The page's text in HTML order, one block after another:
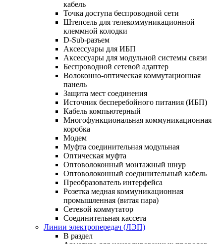
кабель
Точка доступа беспроводной сети
Штепсель для телекоммуникационной
клеммной колодки
D-Sub-разъем
Аксессуары для ИБП
Аксессуары для модульной системы связи
Беспроводной сетевой адаптер
Волоконно-оптическая коммутационная
панель
Защита мест соединения
Источник бесперебойного питания (ИБП)
Кабель компьютерный
Многофункциональная коммуникационная
коробка
Модем
Муфта соединительная модульная
Оптическая муфта
Оптоволоконный монтажный шнур
Оптоволоконный соединительный кабель
Преобразователь интерфейса
Розетка медная коммуникационная
промышленная (витая пара)
Сетевой коммутатор
Соединительная кассета
Линии электропередач (ЛЭП)
В раздел